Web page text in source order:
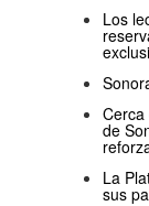
Los
de
La
sus